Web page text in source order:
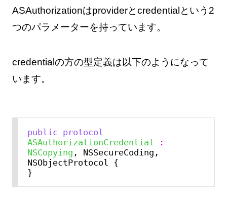
ASAuthorizationはproviderとcredentialという2
つのパラメーターを持っています。
credentialの方の型定義は以下のようになって
います。
public protocol
ASAuthorizationCredential
:
NSCopying , NSSecureCoding,
NSObjectProtocol {